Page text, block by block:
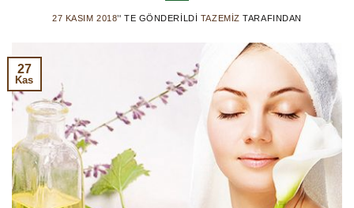
27 KASIM 2018’' TE GÖNDERILDI TAZEMIZ TARAFINDAN
27
Kas